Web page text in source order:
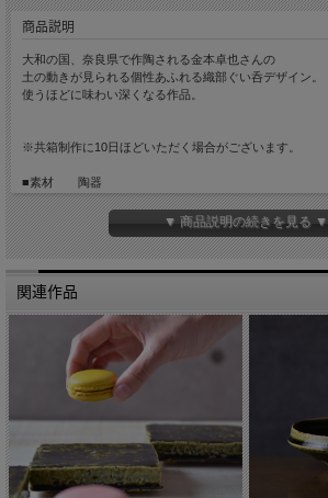
商品説明
大和の国、奈良県で作陶される金本卓也さんの
土の動きが見られる個性あふれる織部ぐい呑デザイン。
使うほどに味わい深くなる作品。
※共箱制作に10日ほどいただく場合がございます。
■素材 陶器
■サイズ 縦約6cm 横約6cm 高さ約5.5cm
■手触り ざらっとしています。
■重量 約110g
■容量 約70cc
■生産国 Made in Japan
▼ 商品説明の続きを見る ▼
関連作品